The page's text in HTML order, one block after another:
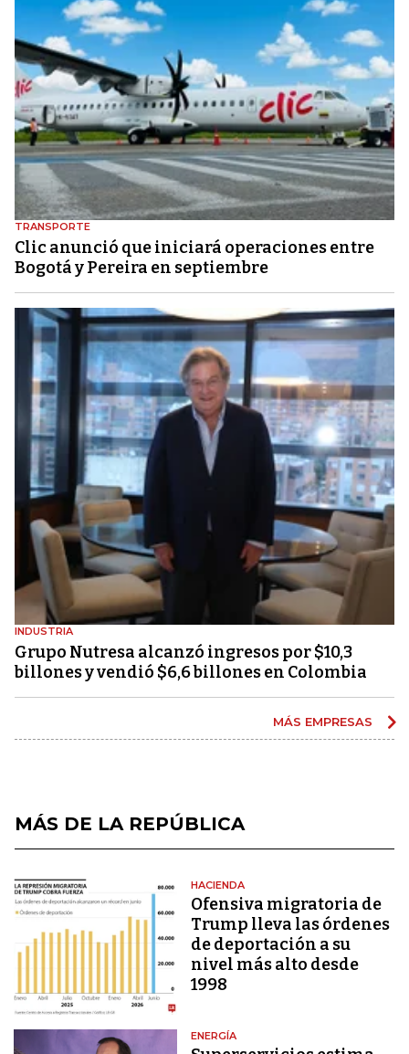
TRANSPORTE
Clic anunció que iniciará operaciones entre
Bogotá y Pereira en septiembre
INDUSTRIA
Grupo Nutresa alcanzó ingresos por $10,3
billones y vendió $6,6 billones en Colombia
MÁS EMPRESAS
MÁS DE LA REPÚBLICA
HACIENDA
Ofensiva migratoria de
Trump lleva las órdenes
de deportación a su
nivel más alto desde
1998
ENERGÍA